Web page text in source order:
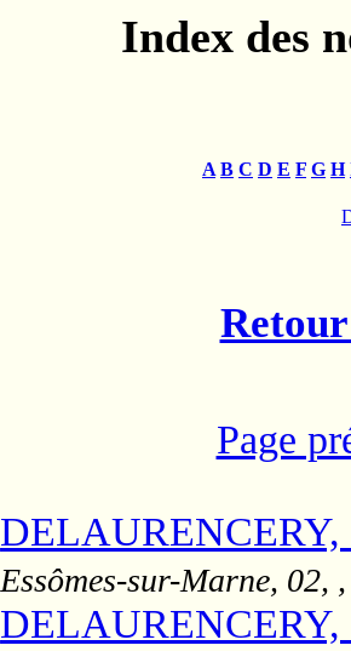
Index des
A B C D E F G H
Page
DELAURENCERY,
Essômes-sur-Marne, 02,
DELAURENCERY,